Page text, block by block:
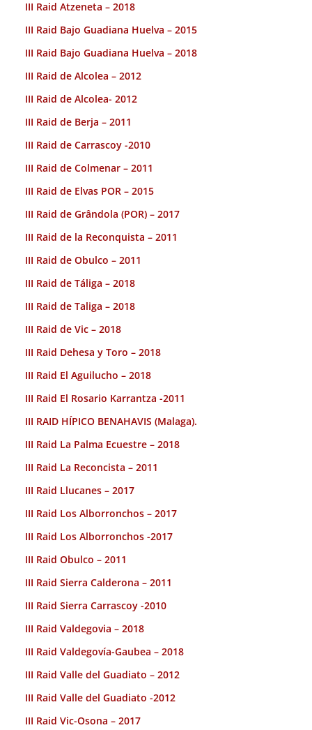
III Raid Atzeneta – 2018
III Raid Bajo Guadiana Huelva – 2015
III Raid Bajo Guadiana Huelva – 2018
III Raid de Alcolea – 2012
III Raid de Alcolea- 2012
III Raid de Berja – 2011
III Raid de Carrascoy -2010
III Raid de Colmenar – 2011
III Raid de Elvas POR – 2015
III Raid de Grândola (POR) – 2017
III Raid de la Reconquista – 2011
III Raid de Obulco – 2011
III Raid de Táliga – 2018
III Raid de Taliga – 2018
III Raid de Vic – 2018
III Raid Dehesa y Toro – 2018
III Raid El Aguilucho – 2018
III Raid El Rosario Karrantza -2011
III RAID HÍPICO BENAHAVIS (Malaga).
III Raid La Palma Ecuestre – 2018
III Raid La Reconcista – 2011
III Raid Llucanes – 2017
III Raid Los Alborronchos – 2017
III Raid Los Alborronchos -2017
III Raid Obulco – 2011
III Raid Sierra Calderona – 2011
III Raid Sierra Carrascoy -2010
III Raid Valdegovia – 2018
III Raid Valdegovía-Gaubea – 2018
III Raid Valle del Guadiato – 2012
III Raid Valle del Guadiato -2012
III Raid Vic-Osona – 2017